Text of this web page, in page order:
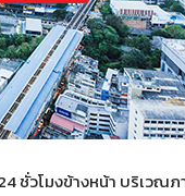
ชั่วโมงข้างหน้า บริเว